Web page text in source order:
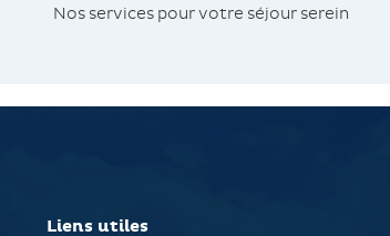
Nos services pour votre séjour serein
Liens utiles